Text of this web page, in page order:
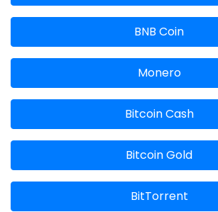
BNB Coin
Monero
Bitcoin Cash
Bitcoin Gold
BitTorrent